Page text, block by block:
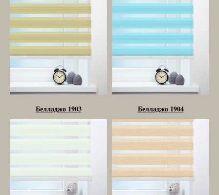
Белладжо 1903 Белладжо 1904